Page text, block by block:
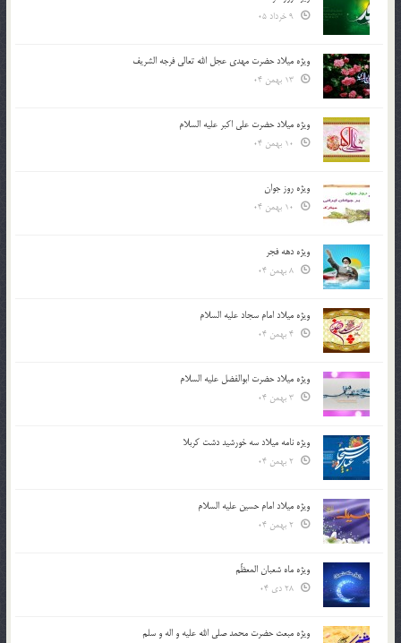
ویژه میلاد حضرت مهدی عجل الله تعالی فرجه الشريف
ویژه میلاد حضرت علی اکبر علیه السلام
ویژه روز جوان
ویژه دهه فجر
ویژه میلاد امام سجاد علیه السلام
ویژه میلاد حضرت ابوالفضل علیه السلام
ویژه نامه میلاد سه خورشید دشت کربلا
ویژه میلاد امام حسین علیه السلام
ویژه ماه شعبان المعظّم
ویژه مبعث حضرت محمد صلی الله علیه و اله و سلم